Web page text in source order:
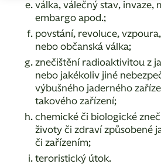
válka, válečný stav, invaze,
embargo apod.;
povstání, revoluce,
nebo občanská válka;
znečištění radioaktivitou z
nebo jakékoliv jiné
výbušného jaderného
takového zařízení;
chemické či biologické
životy či zdraví způsobené
či zařízením;
teroristický útok.